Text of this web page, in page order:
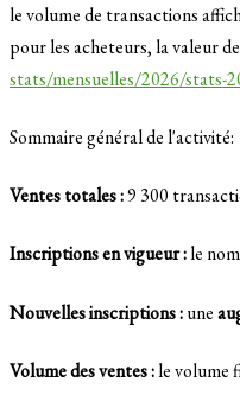
le volume de transactions
pour les acheteurs, la valeur
stats/mensuelles/2026/stats-
Sommaire général de l'activité:
Ventes totales :9 300
Inscriptions en vigueur :le
Nouvelles inscriptions :une
Volume des ventes :le volume